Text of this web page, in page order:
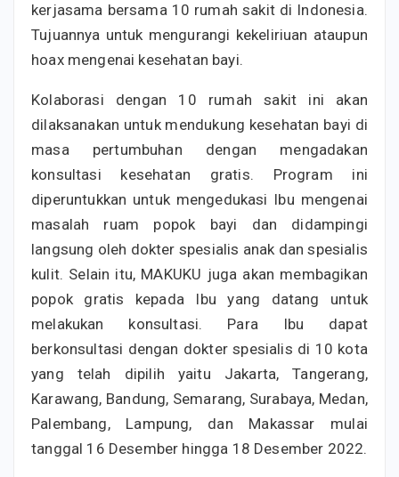
kerjasama bersama 10 rumah sakit di Indonesia.
Tujuannya untuk mengurangi kekeliriuan ataupun
hoax mengenai kesehatan bayi.
Kolaborasi dengan 10 rumah sakit ini akan
dilaksanakan untuk mendukung kesehatan bayi di
masa pertumbuhan dengan mengadakan
konsultasi kesehatan gratis. Program ini
diperuntukkan untuk mengedukasi Ibu mengenai
masalah ruam popok bayi dan didampingi
langsung oleh dokter spesialis anak dan spesialis
kulit. Selain itu, MAKUKU juga akan membagikan
popok gratis kepada Ibu yang datang untuk
melakukan konsultasi. Para Ibu dapat
berkonsultasi dengan dokter spesialis di 10 kota
yang telah dipilih yaitu Jakarta, Tangerang,
Karawang, Bandung, Semarang, Surabaya, Medan,
Palembang, Lampung, dan Makassar mulai
tanggal 16 Desember hingga 18 Desember 2022.